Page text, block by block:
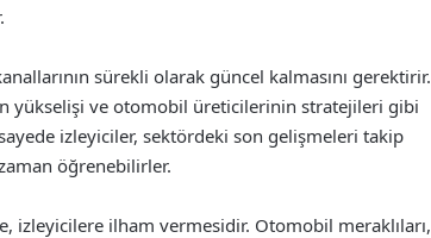
sürekli olarak güncel kalmasını gerektirir.
yükselişi ve otomobil üreticilerinin stratejileri gibi
izleyiciler, sektördeki son gelişmeleri takip
öğrenebilirler.
ilham vermesidir. Otomobil meraklıları,